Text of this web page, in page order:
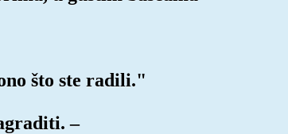
što ste radili."
–